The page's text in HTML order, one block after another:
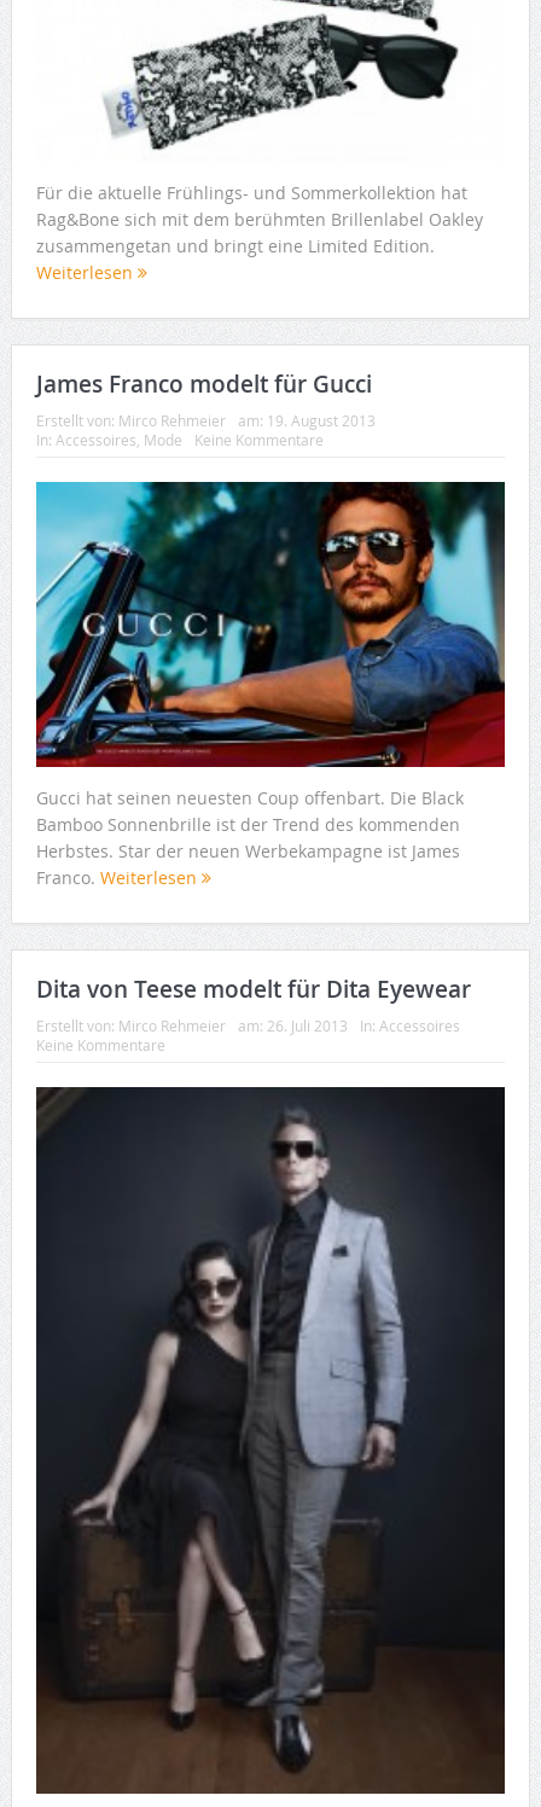
Für die aktuelle Frühlings- und Sommerkollektion hat
Rag&Bone sich mit dem berühmten Brillenlabel Oakley
zusammengetan und bringt eine Limited Edition.
Weiterlesen
James Franco modelt für Gucci
Erstellt von: Mirco Rehmeier am: 19. August 2013
In: Accessoires Mode Keine Kommentare
Gucci hat seinen neuesten Coup offenbart. Die Black
Bamboo Sonnenbrille ist der Trend des kommenden
Herbstes. Star der neuen Werbekampagne ist James
Franco. Weiterlesen
Dita von Teese modelt für Dita Eyewear
Erstellt von: Mirco Rehmeier am: 26. Juli 2013 In: Accessoires
Keine Kommentare